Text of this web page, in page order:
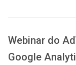
Webinar do
Google